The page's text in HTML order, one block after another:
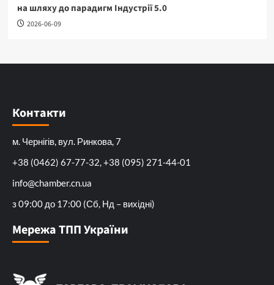
на шляху до парадигм Індустрії 5.0
2026-06-09
Контакти
м. Чернігів, вул. Ринкова, 7
+38 (0462) 67-77-32, +38 (095) 271-44-01
info@chamber.cn.ua
з 09:00 до 17:00 (Сб, Нд – вихідні)
Мережа ТПП України